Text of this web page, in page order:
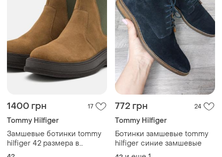
1400 грн 17
Tommy Hilfiger
Замшевые ботинки tommy
hilfiger 42 размера в
идеальном состоянии
772 грн 24
Tommy Hilfiger
Ботинки замшевые tommy
hilfiger синие замшевые